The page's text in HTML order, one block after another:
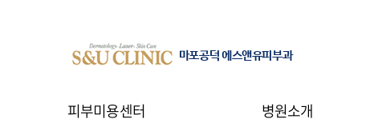
마포공덕 에스앤유피부과
피부미용센터 병원소개